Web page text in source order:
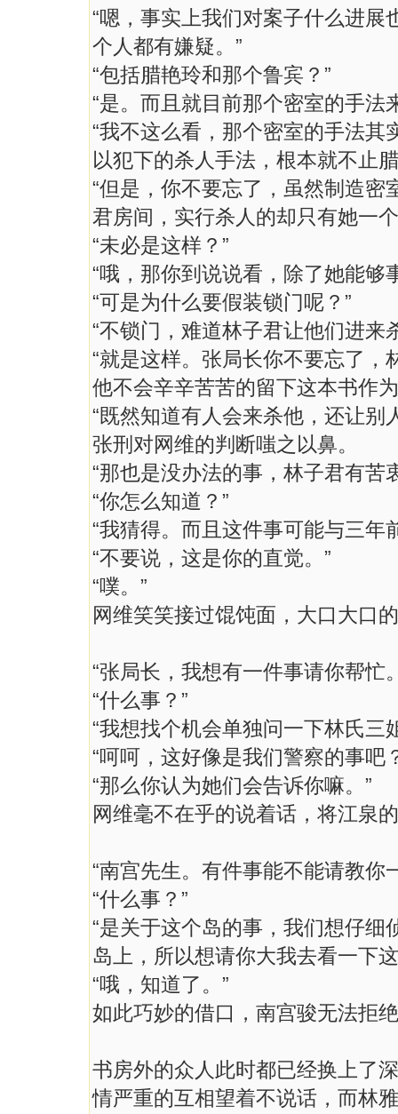
“嗯，事实上我们对案子什么进
个人都有嫌疑。”
“包括腊艳玲和那个鲁宾？”
“是。而且就目前那个密室的手法
“我不这么看，那个密室的手法
以犯下的杀人手法，根本就不止
“但是，你不要忘了，虽然制造
君房间，实行杀人的却只有她一
“未必是这样？”
“哦，那你到说说看，除了她能够
“可是为什么要假装锁门呢？”
“不锁门，难道林子君让他们进来
“就是这样。张局长你不要忘了
他不会辛辛苦苦的留下这本书作
“既然知道有人会来杀他，还让别
张刑对网维的判断嗤之以鼻。
“那也是没办法的事，林子君有苦
“你怎么知道？”
“我猜得。而且这件事可能与三年
“不要说，这是你的直觉。”
“噗。”
网维笑笑接过馄饨面，大口大口
“张局长，我想有一件事请你帮忙
“什么事？”
“我想找个机会单独问一下林氏三
“呵呵，这好像是我们警察的事吧
“那么你认为她们会告诉你嘛。”
网维毫不在乎的说着话，将江泉
“南宫先生。有件事能不能请教你
“什么事？”
“是关于这个岛的事，我们想仔
岛上，所以想请你大我去看一下
“哦，知道了。”
如此巧妙的借口，南宫骏无法拒
书房外的众人此时都已经换上了
情严重的互相望着不说话，而林